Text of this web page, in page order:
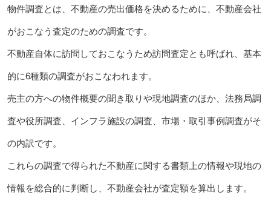
物件調査とは、不動産の売出価格を決めるために、不動産会社
がおこなう査定のための調査です。
不動産自体に訪問しておこなうため訪問査定とも呼ばれ、基本
的に6種類の調査がおこなわれます。
売主の方への物件概要の聞き取りや現地調査のほか、法務局調
査や役所調査、インフラ施設の調査、市場・取引事例調査がそ
の内訳です。
これらの調査で得られた不動産に関する書類上の情報や現地の
情報を総合的に判断し、不動産会社が査定額を算出します。